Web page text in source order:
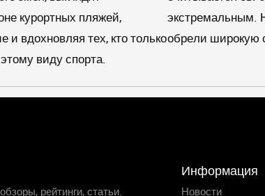
курортных пляжей,
и вдохновляя тех, кто только
виду спорта.
экс­тре­маль­ным.
об­ре­ли ши­ро­кую
рейтинги, статьи.
Информация
Новости